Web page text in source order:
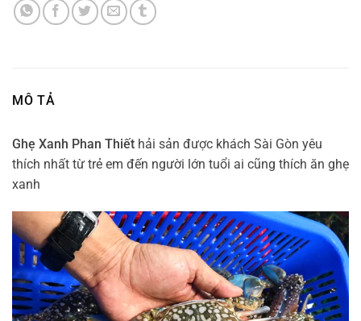
MÔ TẢ
Ghẹ Xanh Phan Thiết hải sản được khách Sài Gòn yêu
thích nhất từ trẻ em đến người lớn tuổi ai cũng thích ăn ghẹ
xanh